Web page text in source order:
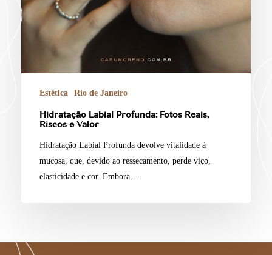
Estética Rio de Janeiro
Hidratação Labial Profunda: Fotos Reais,
Riscos e Valor
Hidratação Labial Profunda devolve vitalidade à
mucosa, que, devido ao ressecamento, perde viço,
elasticidade e cor. Embora…